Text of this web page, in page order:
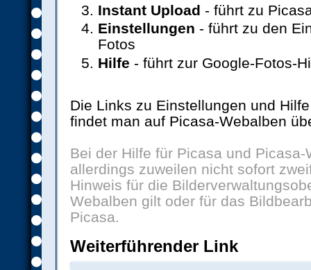
Instant Upload - führt zu
Einstellungen - führt zu den
Fotos
Hilfe - führt zur Google-Fotos-
Die Links zu Einstellungen und
findet man auf Picasa-Webalben
Bei der Hilfe für Picasa und
allerdings zuweilen nicht sofort
Hinweis für die
Webalben gilt oder für das
Picasa.
Weiterführender Link